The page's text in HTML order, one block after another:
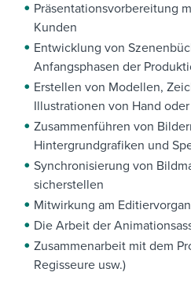
Präsentationsvorbereitung
Kunden
Entwicklung von
Anfangsphasen der
Erstellen von Modellen,
Illustrationen von Hand
Zusammenführen von
Hintergrundgrafiken und
Synchronisierung von
sicherstellen
Mitwirkung am
Die Arbeit der
Zusammenarbeit mit dem
Regisseure usw.)